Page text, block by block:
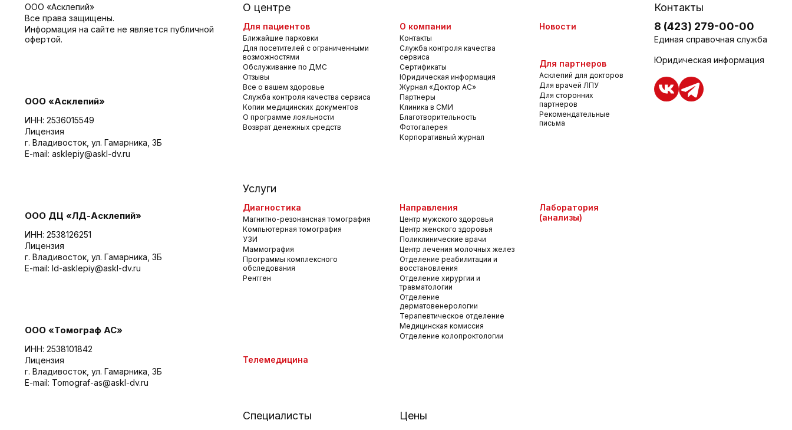
ООО «Асклепий»
Все права защищены.
Информация на сайте не является публичной
офертой.
ООО «Асклепий»
ИНН: 2536015549
Лицензия
г. Владивосток, ул. Гамарника, 3Б
E-mail: asklepiy@askl-dv.ru
ООО ДЦ «ЛД-Асклепий»
ИНН: 2538126251
Лицензия
г. Владивосток, ул. Гамарника, 3Б
E-mail: ld-asklepiy@askl-dv.ru
ООО «Томограф АС»
ИНН: 2538101842
Лицензия
г. Владивосток, ул. Гамарника, 3Б
E-mail: Tomograf-as@askl-dv.ru
О центре
Для пациентов
Ближайшие парковки
Для посетителей с ограниченными
возможностями
Обслуживание по ДМС
Отзывы
Все о вашем здоровье
Служба контроля качества сервиса
Копии медицинских документов
О программе лояльности
Возврат денежных средств
О компании
Контакты
Служба контроля качества
сервиса
Сертификаты
Юридическая информация
Журнал «Доктор АС»
Партнеры
Клиника в СМИ
Благотворительность
Фотогалерея
Корпоративный журнал
Новости
Для партнеров
Асклепий для докторов
Для врачей ЛПУ
Для сторонних
партнеров
Рекомендательные
письма
Услуги
Диагностика
Магнитно-резонансная томография
Компьютерная томография
УЗИ
Маммография
Программы комплексного
обследования
Рентген
Направления
Центр мужского здоровья
Центр женского здоровья
Поликлинические врачи
Центр лечения молочных желез
Отделение реабилитации и
восстановления
Отделение хирургии и
травматологии
Отделение
дерматовенерологии
Терапевтическое отделение
Медицинская комиссия
Отделение колопроктологии
Лаборатория
(анализы)
Телемедицина
Специалисты Цены
Контакты
8 (423) 279-00-00
Единая справочная служба
Юридическая информация